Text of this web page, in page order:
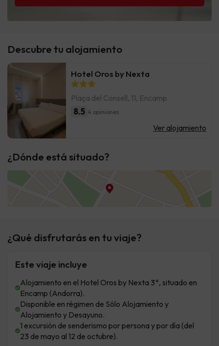
Descubre tu alojamiento
Hotel Oros by Nexta
Plaça del Consell, 11, Encamp
8.5 4 opiniones
Ver alojamiento
¿Dónde está situado?
¿Qué disfrutarás en tu viaje?
Este viaje incluye
Alojamiento en el Hotel Oros by Nexta 3*, situado en
Encamp (Andorra).
Disponible en régimen de Sólo Alojamiento y
Alojamiento y Desayuno.
1 excursión de senderismo por persona y por día (del
23 de mayo al 12 de octubre).